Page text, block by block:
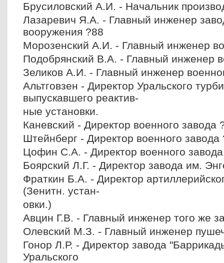
Брусиловский А.И. - Начальник
Лазаревич Я.А. - Главный инженер
вооружения ?88
Морозенский А.И. - Главный инженер
Подобрянский В.А. - Главный инженер
Зеликов А.И. - Главный инженер
Альтговзен - Директор Уральского
выпускавшего реактив-
ные установки.
Каневский - Директор военного завода
Штейнберг - Директор военного
Цофин С.А. - Директор военного
Боярский Л.Г. - Директор завода им.
Фраткин Б.А. - Директор
(Зенитн. устан-
овки.)
Авцин Г.В. - Главный инженер того же
Олевский М.З. - Главный инженер
Гонор Л.Р. - Директор завода
Уральского